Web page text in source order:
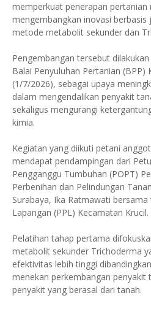
memperkuat penerapan pertanian
mengembangkan inovasi
metode metabolit sekunder dan
Pengembangan tersebut
Balai Penyuluhan Pertanian (BPP)
(1/7/2026), sebagai upaya
dalam mengendalikan penyakit
sekaligus mengurangi
kimia.
Kegiatan yang diikuti petani
mendapat pendampingan dari
Pengganggu Tumbuhan (POPT)
Perbenihan dan Pelindungan
Surabaya, Ika Ratmawati
Lapangan (PPL) Kecamatan Krucil.
Pelatihan tahap pertama
metabolit sekunder Trichoderma
efektivitas lebih tinggi
menekan perkembangan penyakit
penyakit yang berasal dari tanah.